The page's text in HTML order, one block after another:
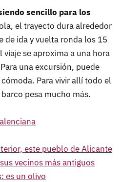
sencillo para los
el trayecto dura alrededor
de ida y vuelta ronda los 15
viaje se aproxima a una hora
una excursión, puede
Para vivir allí todo el
pesa mucho más.
este pueblo de Alicante
vecinos más antiguos
es un olivo